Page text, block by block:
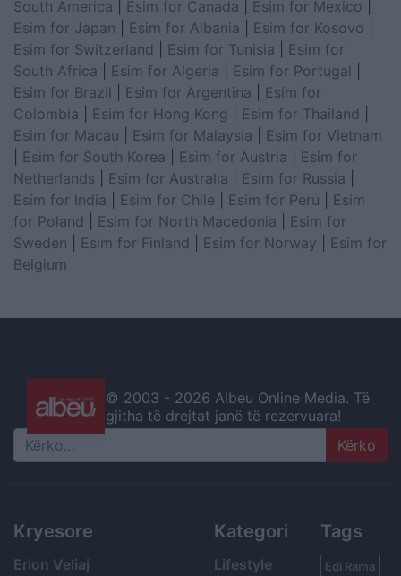
South America
Esim for Canada Esim for Mexico
Esim for Japan
Esim for Albania Esim for Kosovo
Esim for Switzerland
Esim for Tunisia
Esim for
South Africa
Esim for Algeria Esim for Portugal
Esim for Brazil
Esim for Argentina
Esim for
Colombia
Esim for Hong Kong Esim for Thailand
Esim for Macau
Esim for Malaysia
Esim for Vietnam
Esim for South Korea Esim for Austria
Esim for
Netherlands
Esim for Australia Esim for Russia
Esim for India
Esim for Chile Esim for Peru
Esim
for Poland
Esim for North Macedonia
Esim for
Sweden
Esim for Finland Esim for Norway
Esim for
Belgium
© 2003 - 2026 Albeu Online Media. Të
gjitha të drejtat janë të rezervuara!
Search
Kryesore
Erion Veliaj
Kategori
Lifestyle
Tags
Edi Rama